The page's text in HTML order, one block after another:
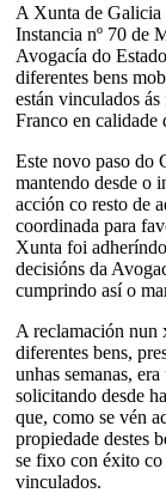
A Xunta de Galicia
Instancia nº 70 de
Avogacía do
diferentes bens
están vinculados
Franco en calidade
Este novo paso do
mantendo desde o
acción co resto de
coordinada para
Xunta foi
decisións da
cumprindo así o
A reclamación nun
diferentes bens,
unhas semanas,
solicitando desde
que, como se vén
propiedade destes
se fixo con éxito co
vinculados.